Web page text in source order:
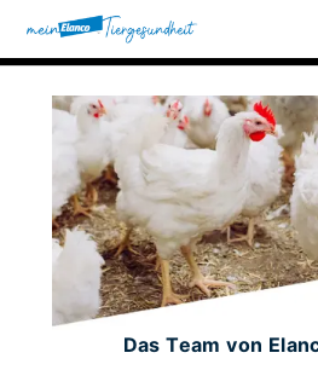
Das Team von